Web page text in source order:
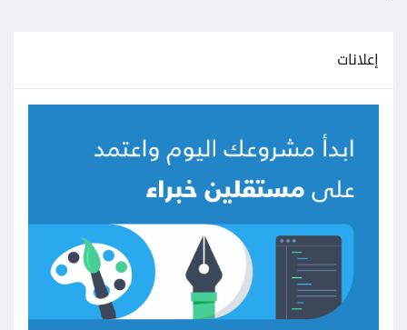
إعلانات